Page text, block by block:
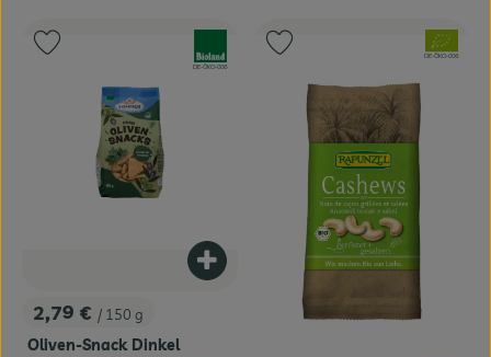
, Preis:
2,79 € / 150 g
Oliven-Snack Dinkel
Produkt zum Warenkorb hinzufügen
, Kontrollstelle:
DE-ÖKO-006
Produkt zu Favouriten hinzufügen
, Verband:
, Kontrollstelle:
DE-ÖKO-006
Produkt zu Favouriten hinzufügen